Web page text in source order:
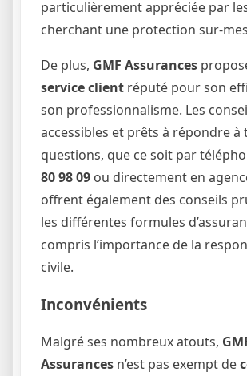
particulièrement appréciée par
cherchant une protection sur-
De plus, GMF Assurances
service client réputé pour son
son professionnalisme. Les
accessibles et prêts à répondre à
questions, que ce soit par
80 98 09 ou directement en
offrent également des conseils
les différentes formules
compris l’importance de la
civile.
Inconvénients
Malgré ses nombreux atouts,
Assurances n’est pas exempt de